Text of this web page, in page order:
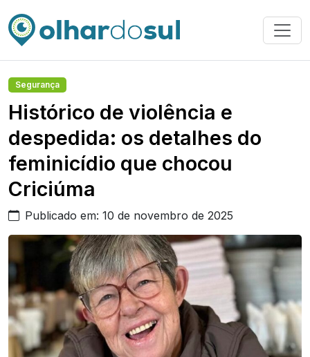
Segurança
Histórico de violência e
despedida: os detalhes do
feminicídio que chocou
Criciúma
Publicado em: 10 de novembro de 2025